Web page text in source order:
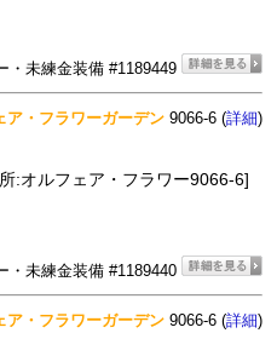
・未練金装備 #1189449
ア・フラワーガーデン 9066-6 (詳細)
:オルフェア・フラワー9066-6]
・未練金装備 #1189440
ア・フラワーガーデン 9066-6 (詳細)